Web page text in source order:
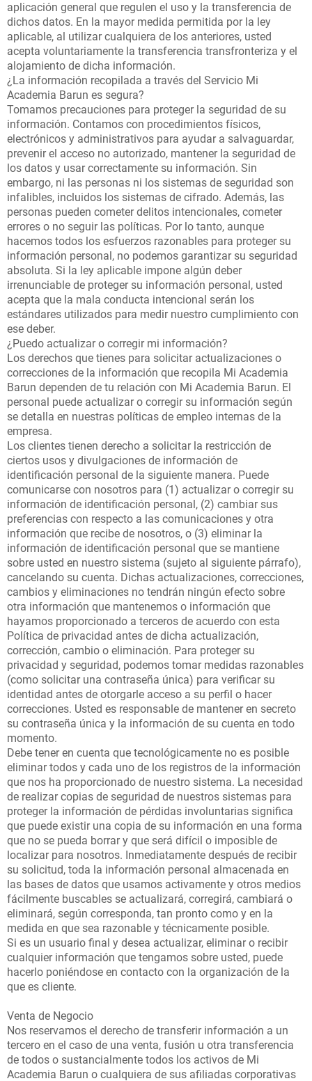
aplicación general que regulen el uso y la transferencia de
dichos datos. En la mayor medida permitida por la ley
aplicable, al utilizar cualquiera de los anteriores, usted
acepta voluntariamente la transferencia transfronteriza y el
alojamiento de dicha información.
¿La información recopilada a través del Servicio Mi
Academia Barun es segura?
Tomamos precauciones para proteger la seguridad de su
información. Contamos con procedimientos físicos,
electrónicos y administrativos para ayudar a salvaguardar,
prevenir el acceso no autorizado, mantener la seguridad de
los datos y usar correctamente su información. Sin
embargo, ni las personas ni los sistemas de seguridad son
infalibles, incluidos los sistemas de cifrado. Además, las
personas pueden cometer delitos intencionales, cometer
errores o no seguir las políticas. Por lo tanto, aunque
hacemos todos los esfuerzos razonables para proteger su
información personal, no podemos garantizar su seguridad
absoluta. Si la ley aplicable impone algún deber
irrenunciable de proteger su información personal, usted
acepta que la mala conducta intencional serán los
estándares utilizados para medir nuestro cumplimiento con
ese deber.
¿Puedo actualizar o corregir mi información?
Los derechos que tienes para solicitar actualizaciones o
correcciones de la información que recopila Mi Academia
Barun dependen de tu relación con Mi Academia Barun. El
personal puede actualizar o corregir su información según
se detalla en nuestras políticas de empleo internas de la
empresa.
Los clientes tienen derecho a solicitar la restricción de
ciertos usos y divulgaciones de información de
identificación personal de la siguiente manera. Puede
comunicarse con nosotros para (1) actualizar o corregir su
información de identificación personal, (2) cambiar sus
preferencias con respecto a las comunicaciones y otra
información que recibe de nosotros, o (3) eliminar la
información de identificación personal que se mantiene
sobre usted en nuestro sistema (sujeto al siguiente párrafo),
cancelando su cuenta. Dichas actualizaciones, correcciones,
cambios y eliminaciones no tendrán ningún efecto sobre
otra información que mantenemos o información que
hayamos proporcionado a terceros de acuerdo con esta
Política de privacidad antes de dicha actualización,
corrección, cambio o eliminación. Para proteger su
privacidad y seguridad, podemos tomar medidas razonables
(como solicitar una contraseña única) para verificar su
identidad antes de otorgarle acceso a su perfil o hacer
correcciones. Usted es responsable de mantener en secreto
su contraseña única y la información de su cuenta en todo
momento.
Debe tener en cuenta que tecnológicamente no es posible
eliminar todos y cada uno de los registros de la información
que nos ha proporcionado de nuestro sistema. La necesidad
de realizar copias de seguridad de nuestros sistemas para
proteger la información de pérdidas involuntarias significa
que puede existir una copia de su información en una forma
que no se pueda borrar y que será difícil o imposible de
localizar para nosotros. Inmediatamente después de recibir
su solicitud, toda la información personal almacenada en
las bases de datos que usamos activamente y otros medios
fácilmente buscables se actualizará, corregirá, cambiará o
eliminará, según corresponda, tan pronto como y en la
medida en que sea razonable y técnicamente posible.
Si es un usuario final y desea actualizar, eliminar o recibir
cualquier información que tengamos sobre usted, puede
hacerlo poniéndose en contacto con la organización de la
que es cliente.
Venta de Negocio
Nos reservamos el derecho de transferir información a un
tercero en el caso de una venta, fusión u otra transferencia
de todos o sustancialmente todos los activos de Mi
Academia Barun o cualquiera de sus afiliadas corporativas